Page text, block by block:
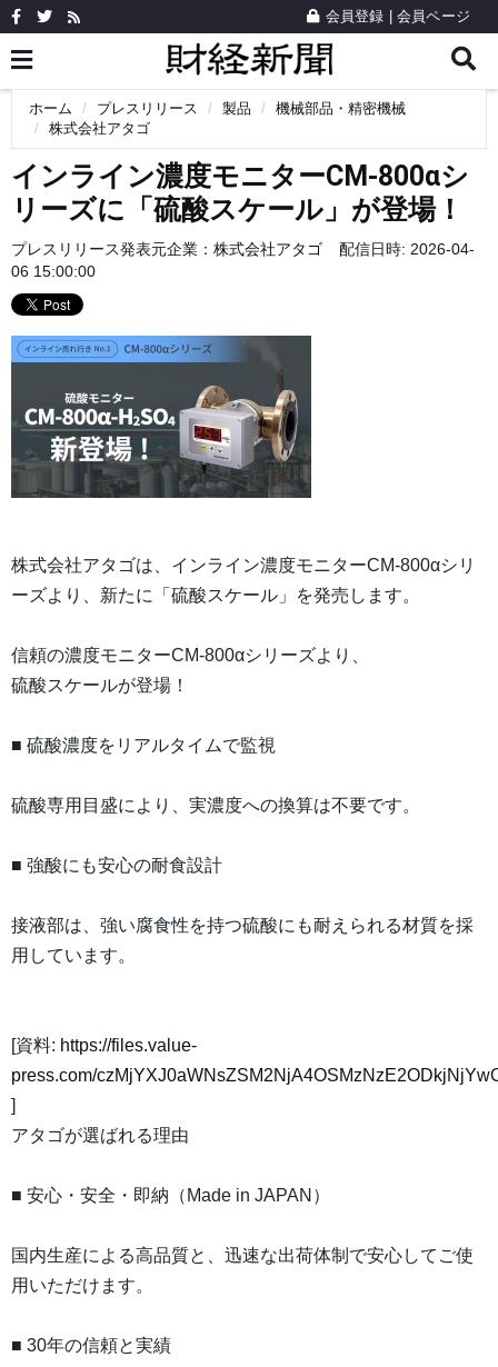
会員登録 会員ページ
ホーム プレスリリース 製品
機械部品・精密機械
株式会社アタゴ
インライン濃度モニターCM-800αシ
リーズに「硫酸スケール」が登場！
プレスリリース発表元企業： 株式会社アタゴ
配信日時: 2026-04-
06 15:00:00
株式会社アタゴは、インライン濃度モニターCM-800αシリ
ーズより、新たに「硫酸スケール」を発売します。
信頼の濃度モニターCM-800αシリーズより、
硫酸スケールが登場！
■ 硫酸濃度をリアルタイムで監視
硫酸専用目盛により、実濃度への換算は不要です。
■ 強酸にも安心の耐食設計
接液部は、強い腐食性を持つ硫酸にも耐えられる材質を採
用しています。
[資料: https://files.value-
press.com/
]
アタゴが選ばれる理由
■ 安心・安全・即納（Made in JAPAN）
国内生産による高品質と、迅速な出荷体制で安心してご使
用いただけます。
■ 30年の信頼と実績